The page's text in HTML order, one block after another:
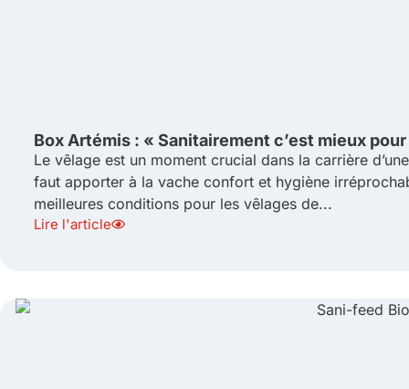
Box Artémis : « Sanitairement c’est mieux
Le vêlage est un moment crucial dans la carrière
faut apporter à la vache confort et hygiène
meilleures conditions pour les vêlages de...
Lire l'article